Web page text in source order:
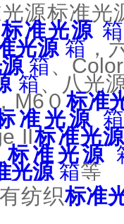
源标准光
标准光源
光源箱，
箱、
箱、八光
M6０标准
准光源
II标准光
标准光源
光源箱等
纺织标准